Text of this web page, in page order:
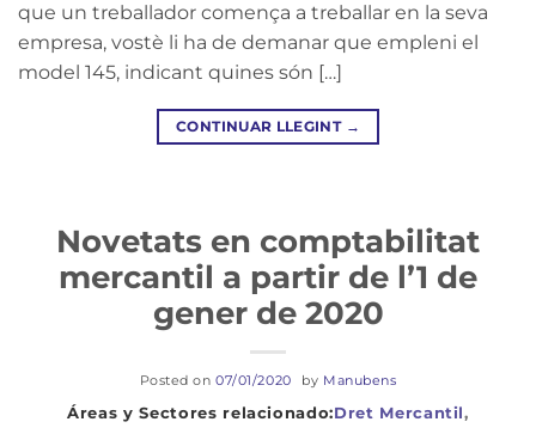
que un treballador comença a treballar en la seva
empresa, vostè li ha de demanar que empleni el
model 145, indicant quines són […]
CONTINUAR LLEGINT →
Dret Mercantil,
Novetats en comptabilitat
mercantil a partir de l’1 de
gener de 2020
Posted on07/01/2020 by Manubens